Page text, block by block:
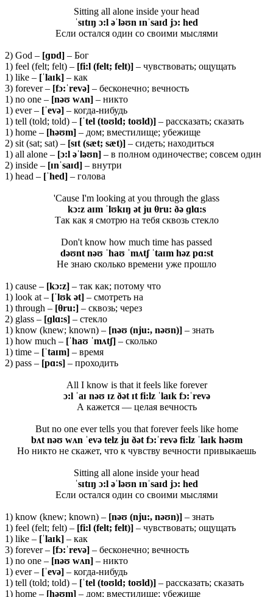
Sitting all alone inside your head
ˈsɪtɪŋ ɔ:l əˈləʊn ɪnˈsaɪd jɔ: hed
Если остался один со своими мыслями
2) God – [ɡɒd] – Бог
1) feel (felt; felt) – [fi:l (felt; felt)] – чувствовать; ощущать
1) like – [ˈlaɪk] – как
3) forever – [fɔ:ˈrevə] – бесконечно; вечность
1) no one – [nəʊ wʌn] – никто
1) ever – [ˈevə] – когда-нибудь
1) tell (told; told) – [ˈtel (toʊld; toʊld)] – рассказать; сказать
1) home – [həʊm] – дом; вместилище; убежище
2) sit (sat; sat) – [sɪt (sæt; sæt)] – сидеть; находиться
1) all alone – [ɔ:l əˈləʊn] – в полном одиночестве; совсем один
2) inside – [ɪnˈsaɪd] – внутри
1) head – [ˈhed] – голова
'Cause I'm looking at you through the glass
kɔ:z aɪm ˈlʊkɪŋ ət ju θru: ðə ɡlɑ:s
Так как я смотрю на тебя сквозь стекло
Don't know how much time has passed
dəʊnt nəʊ ˈhaʊ ˈmʌtʃ ˈtaɪm həz pɑ:st
Не знаю сколько времени уже прошло
1) cause – [kɔ:z] – так как; потому что
1) look at – [ˈlʊk ət] – смотреть на
1) through – [θru:] – сквозь; через
2) glass – [ɡlɑ:s] – стекло
1) know (knew; known) – [nəʊ (nju:, nəʊn)] – знать
1) how much – [ˈhaʊ ˈmʌtʃ] – сколько
1) time – [ˈtaɪm] – время
2) pass – [pɑ:s] – проходить
All I know is that it feels like forever
ɔ:l ˈaɪ nəʊ ɪz ðət ɪt fi:lz ˈlaɪk fɔ:ˈrevə
А кажется — целая вечность
But no one ever tells you that forever feels like home
bʌt nəʊ wʌn ˈevə telz ju ðət fɔ:ˈrevə fi:lz ˈlaɪk həʊm
Но никто не скажет, что к чувству вечности привыкаешь
Sitting all alone inside your head
ˈsɪtɪŋ ɔ:l əˈləʊn ɪnˈsaɪd jɔ: hed
Если остался один со своими мыслями
1) know (knew; known) – [nəʊ (nju:, nəʊn)] – знать
1) feel (felt; felt) – [fi:l (felt; felt)] – чувствовать; ощущать
1) like – [ˈlaɪk] – как
3) forever – [fɔ:ˈrevə] – бесконечно; вечность
1) no one – [nəʊ wʌn] – никто
1) ever – [ˈevə] – когда-нибудь
1) tell (told; told) – [ˈtel (toʊld; toʊld)] – рассказать; сказать
1) home – [həʊm] – дом; вместилище; убежище